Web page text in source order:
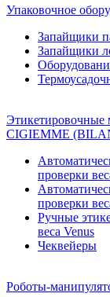
Упаковочное
Запайщики
Запайщики
Этикетировочные
CIGIEMME
проверки
проверки
Ручные
веса Venus
Чеквейеры
Роботы-